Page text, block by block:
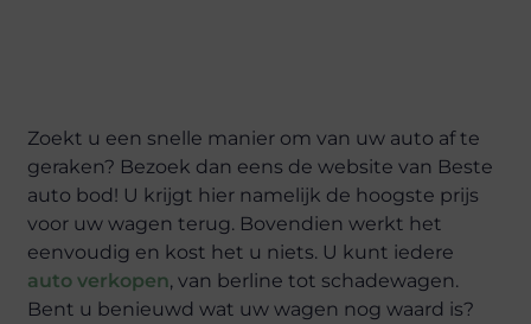
Zoekt u een snelle manier om van uw auto af te
geraken? Bezoek dan eens de website van Beste
auto bod! U krijgt hier namelijk de hoogste prijs
voor uw wagen terug. Bovendien werkt het
eenvoudig en kost het u niets. U kunt iedere
auto verkopen, van berline tot schadewagen.
Bent u benieuwd wat uw wagen nog waard is?